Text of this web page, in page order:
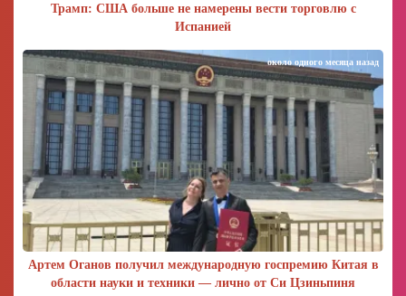
Трамп: США больше не намерены вести торговлю с
Испанией
Артем Оганов получил международную госпремию Китая в
области науки и техники — лично от Си Цзиньпиня
около одного месяца назад